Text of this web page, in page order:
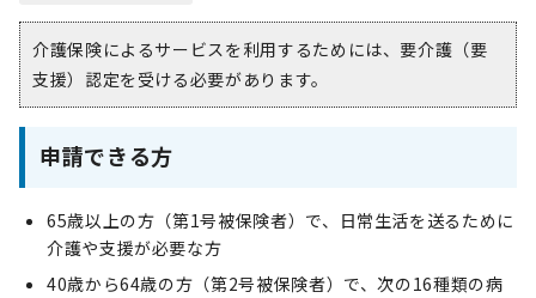
介護保険によるサービスを利用するためには、要介護（要
支援）認定を受ける必要があります。
申請できる方
65歳以上の方（第1号被保険者）で、日常生活を送るために
介護や支援が必要な方
40歳から64歳の方（第2号被保険者）で、次の16種類の病